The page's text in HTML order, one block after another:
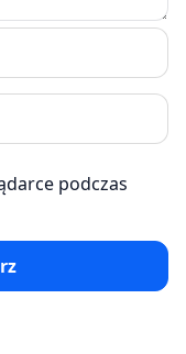
podczas